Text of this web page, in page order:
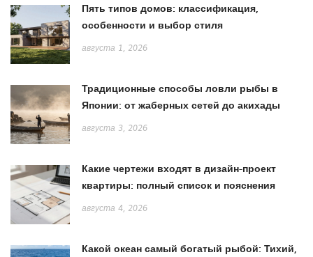
Пять типов домов: классификация,
особенности и выбор стиля
августа 1, 2026
Традиционные способы ловли рыбы в
Японии: от жаберных сетей до акихады
августа 3, 2026
Какие чертежи входят в дизайн-проект
квартиры: полный список и пояснения
августа 4, 2026
Какой океан самый богатый рыбой: Тихий,